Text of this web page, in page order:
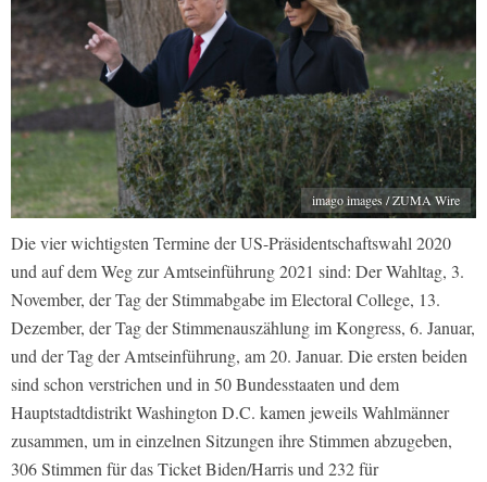
imago images / ZUMA Wire
Die vier wichtigsten Termine der US-Präsidentschaftswahl 2020
und auf dem Weg zur Amtseinführung 2021 sind: Der Wahltag, 3.
November, der Tag der Stimmabgabe im Electoral College, 13.
Dezember, der Tag der Stimmenauszählung im Kongress, 6. Januar,
und der Tag der Amtseinführung, am 20. Januar. Die ersten beiden
sind schon verstrichen und in 50 Bundesstaaten und dem
Hauptstadtdistrikt Washington D.C. kamen jeweils Wahlmänner
zusammen, um in einzelnen Sitzungen ihre Stimmen abzugeben,
306 Stimmen für das Ticket Biden/Harris und 232 für